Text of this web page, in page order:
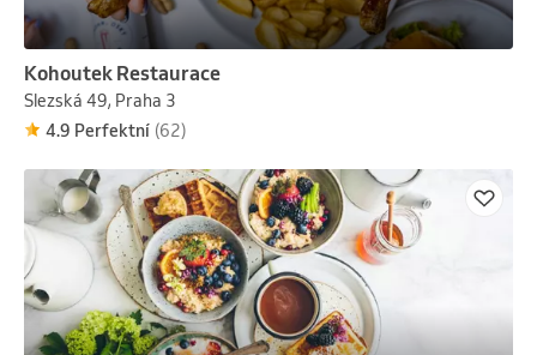
Kohoutek Restaurace
Slezská 49, Praha 3
4.9 Perfektní (62)